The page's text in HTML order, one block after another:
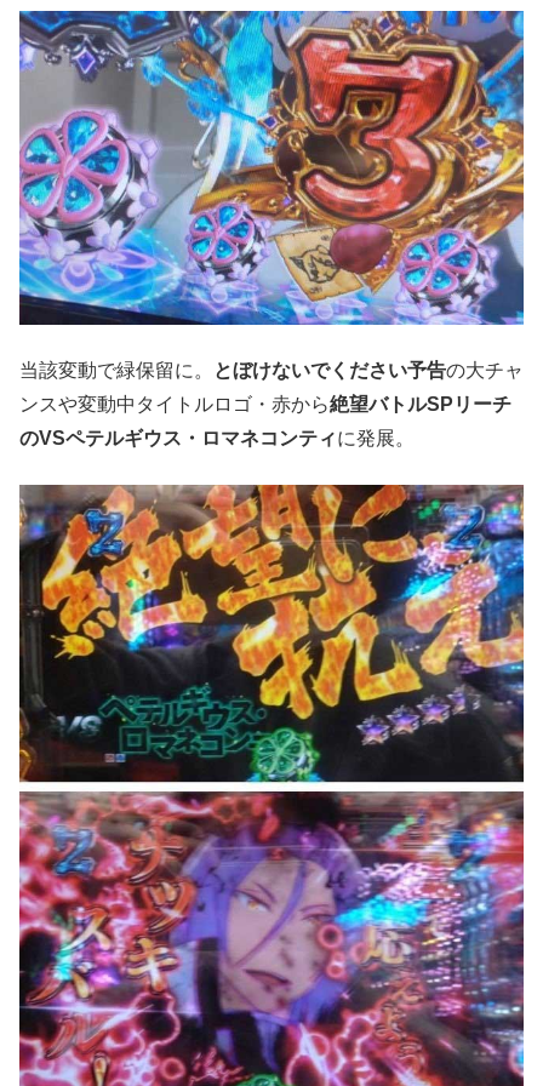
当該変動で緑保留に。 とぼけないでください予告の大チャ
ンスや変動中タイトルロゴ・赤から絶望バトルSPリーチ
のVSペテルギウス・ロマネコンティに発展。